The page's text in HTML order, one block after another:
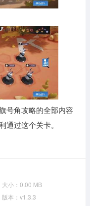
号角攻略的全部内容
过这个关卡。
大小：0.00 MB
版本：v1.3.3